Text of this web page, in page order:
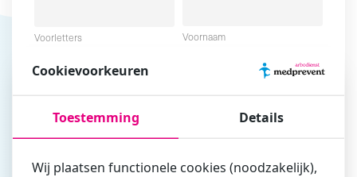
Voorletters Voornaam
Cookievoorkeuren
Toestemming Details
Wij plaatsen functionele cookies (noodzakelijk),